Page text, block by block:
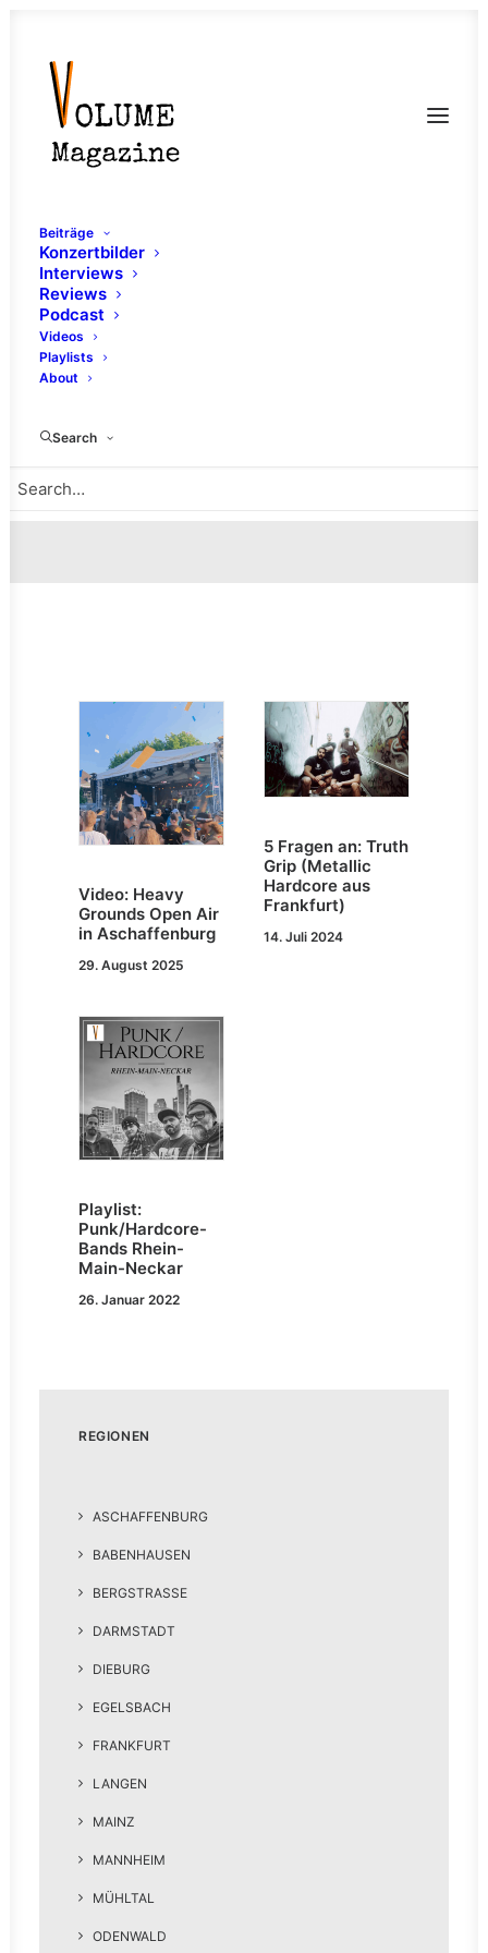
Beiträge
Konzertbilder
Interviews
Reviews
Podcast
Videos
Playlists
About
Search
Video: Heavy
Grounds Open Air
in Aschaffenburg
29. August 2025
5 Fragen an: Truth
Grip (Metallic
Hardcore aus
Frankfurt)
14. Juli 2024
Playlist:
Punk/Hardcore-
Bands Rhein-
Main-Neckar
26. Januar 2022
REGIONEN
ASCHAFFENBURG
BABENHAUSEN
BERGSTRASSE
DARMSTADT
DIEBURG
EGELSBACH
FRANKFURT
LANGEN
MAINZ
MANNHEIM
MÜHLTAL
ODENWALD